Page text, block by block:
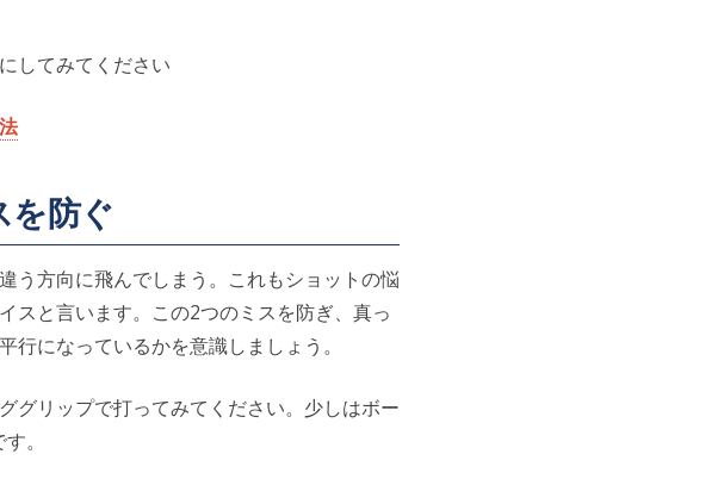
してみてください
を防ぐ
う方向に飛んでしまう。これもショットの悩
スと言います。この2つのミスを防ぎ、真っ
になっているかを意識しましょう。
グリップで打ってみてください。少しはボー
。